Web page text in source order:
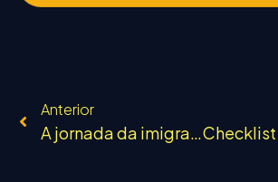
Anterior
A jornada da imigração